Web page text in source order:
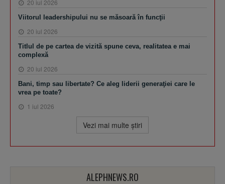
20 iul 2026
Viitorul leadershipului nu se măsoară în funcţii
20 iul 2026
Titlul de pe cartea de vizită spune ceva, realitatea e mai
complexă
20 iul 2026
Bani, timp sau libertate? Ce aleg liderii generaţiei care le
vrea pe toate?
1 iul 2026
Vezi mai multe ştiri
ALEPHNEWS.RO